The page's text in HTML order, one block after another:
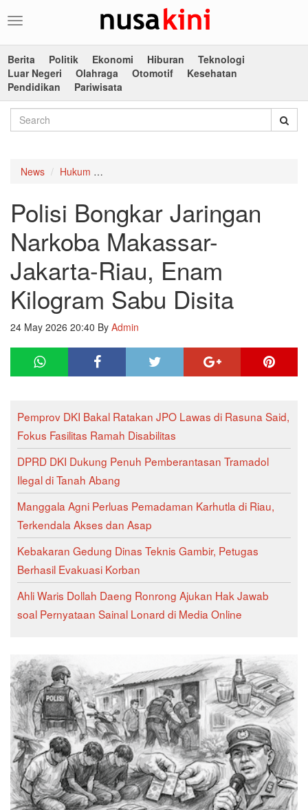
Toggle
Berita
Politik Ekonomi Hiburan
Teknologi
Luar Negeri
Olahraga Otomotif
Kesehatan
Pendidikan
Pariwisata
News Hukum
Polisi Bongkar Jaringan
Narkoba Makassar-
Jakarta-Riau, Enam
Kilogram Sabu Disita
24 May 2026 20:40 By Admin
Pemprov DKI Bakal Ratakan JPO Lawas di Rasuna Said,
Fokus Fasilitas Ramah Disabilitas
DPRD DKI Dukung Penuh Pemberantasan Tramadol
Ilegal di Tanah Abang
Manggala Agni Perluas Pemadaman Karhutla di Riau,
Terkendala Akses dan Asap
Kebakaran Gedung Dinas Teknis Gambir, Petugas
Berhasil Evakuasi Korban
Ahli Waris Dollah Daeng Ronrong Ajukan Hak Jawab
soal Pernyataan Sainal Lonard di Media Online